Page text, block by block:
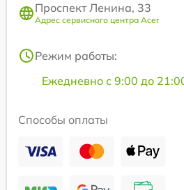
Проспект Ленина, 33
Адрес сервисного центра Acer
Режим работы:
Ежедневно с 9:00 до
Способы оплаты